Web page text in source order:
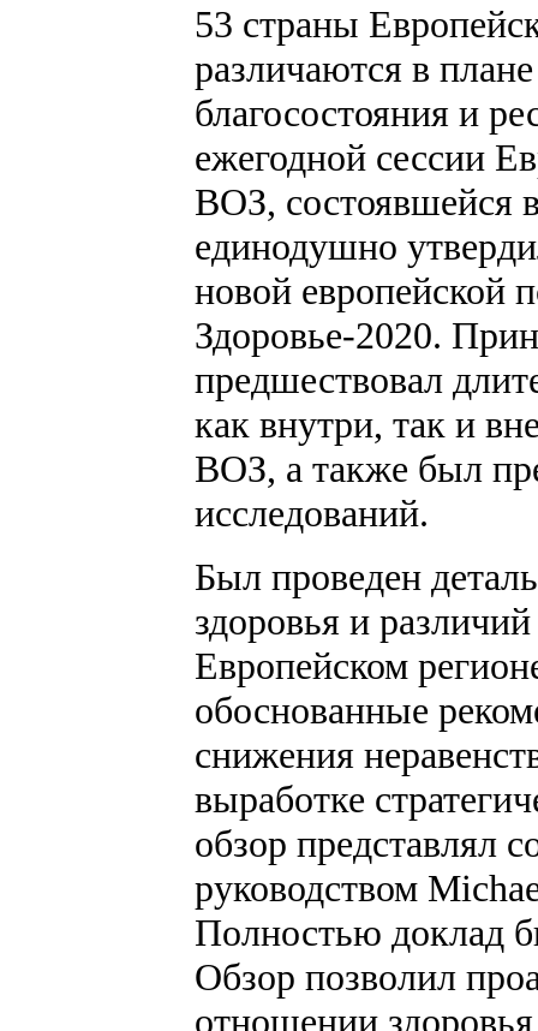
53 страны
различаются в
благосостояния и
ежегодной сессии
ВОЗ, состоявшейся
единодушно
новой европейской
Здоровье-2020.
предшествовал
как внутри, так и
ВОЗ, а также был
исследований.
Был проведен
здоровья и
Европейском
обоснованные
снижения
выработке
обзор представлял
руководством
Полностью доклад
Обзор позволил
отношении